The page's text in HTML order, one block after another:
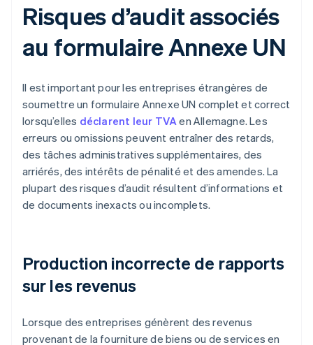
Risques d’audit associés
au formulaire Annexe UN
Il est important pour les entreprises étrangères de
soumettre un formulaire Annexe UN complet et correct
lorsqu’elles déclarent leur TVAen Allemagne. Les
erreurs ou omissions peuvent entraîner des retards,
des tâches administratives supplémentaires, des
arriérés, des intérêts de pénalité et des amendes. La
plupart des risques d’audit résultent d’informations et
de documents inexacts ou incomplets.
Production incorrecte de rapports
sur les revenus
Lorsque des entreprises génèrent des revenus
provenant de la fourniture de biens ou de services en